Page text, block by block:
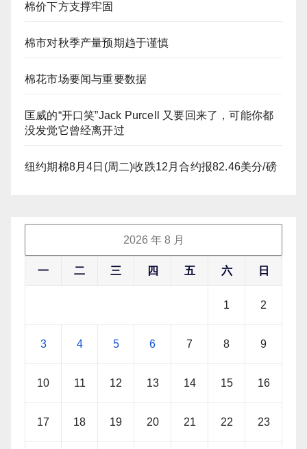
棉价下方支撑牢固
棉市对秋季产量预期趋于谨慎
棉花市场要闻与重要数据
匡威的“开口笑”Jack Purcell 又要回来了，可能你都
没发觉它曾经离开过
纽约期棉8月4日(周二)收跌12月合约报82.46美分/磅
2026 年 8 月
一 二 三 四 五 六 日
1 2
3 4 5 6 7 8 9
10 11 12 13 14 15 16
17 18 19 20 21 22 23